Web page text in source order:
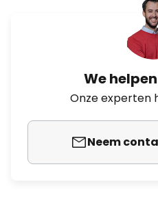
We
Onze experten
Neem